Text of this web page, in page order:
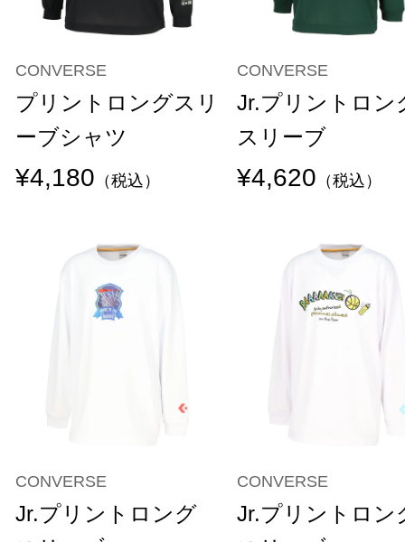
CONVERSE
プリントロングスリ
ーブシャツ
¥4,180 （税込）
CONVERSE
Jr.プリントロン
スリーブ
¥4,620 （税込）
CONVERSE
Jr.プリントロング
CONVERSE
Jr.プリントロン